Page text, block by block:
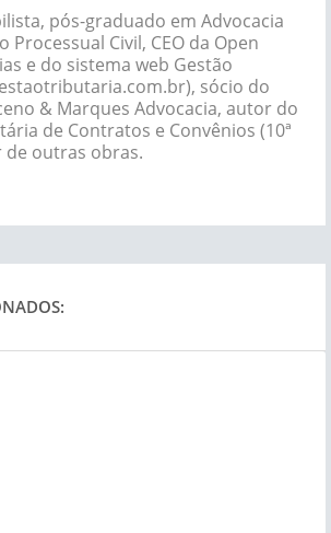
pós-graduado em Advocacia
Civil, CEO da Open
e do sistema web Gestão
sócio do
& Marques Advocacia, autor do
de Contratos e Convênios (10ª
de outras obras.